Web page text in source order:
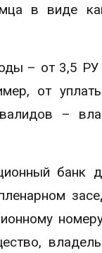
в виде
– от 3,5
от
–
банк